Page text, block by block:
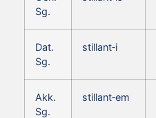
Sg.
Dat.
Sg.
stillant‑i
Akk.
Sg.
stillant‑em